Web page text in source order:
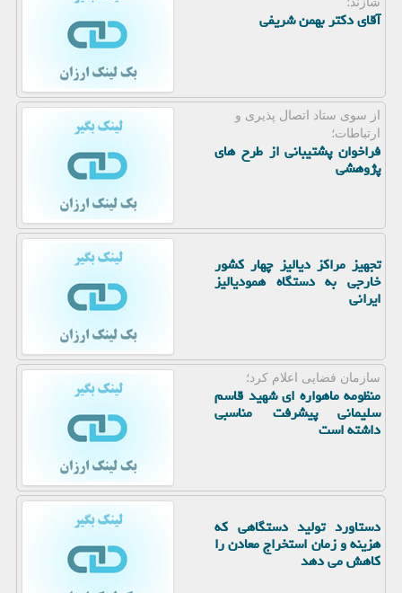
آقای دکتر بهمن شریفی
از سوی ستاد اتصال پذیری و
ارتباطات؛
فراخوان پشتیبانی از طرح های
پژوهشی
تجهیز مراکز دیالیز چهار کشور
خارجی به دستگاه همودیالیز
ایرانی
سازمان فضایی اعلام كرد؛
منظومه ماهواره ای شهید قاسم
سلیمانی پیشرفت مناسبی
داشته است
دستاورد تولید دستگاهی که
هزینه و زمان استخراج معادن را
کاهش می دهد